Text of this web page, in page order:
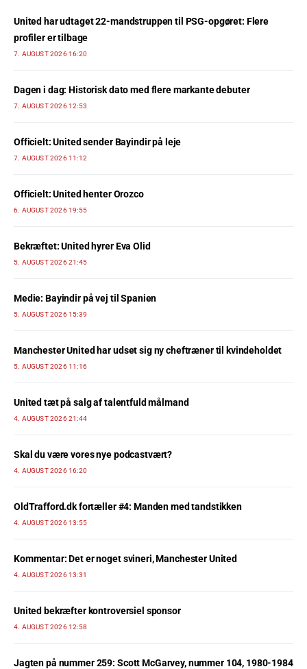
United har udtaget 22-mandstruppen til PSG-opgøret: Flere
profiler er tilbage
7. AUGUST 2026 16:20
Dagen i dag: Historisk dato med flere markante debuter
7. AUGUST 2026 12:53
Officielt: United sender Bayindir på leje
7. AUGUST 2026 11:12
Officielt: United henter Orozco
6. AUGUST 2026 19:55
Bekræftet: United hyrer Eva Olid
5. AUGUST 2026 21:45
Medie: Bayindir på vej til Spanien
5. AUGUST 2026 15:39
Manchester United har udset sig ny cheftræner til kvindeholdet
5. AUGUST 2026 11:16
United tæt på salg af talentfuld målmand
4. AUGUST 2026 21:44
Skal du være vores nye podcastvært?
4. AUGUST 2026 16:20
OldTrafford.dk fortæller #4: Manden med tandstikken
4. AUGUST 2026 13:55
Kommentar: Det er noget svineri, Manchester United
4. AUGUST 2026 13:31
United bekræfter kontroversiel sponsor
4. AUGUST 2026 12:58
Jagten på nummer 259: Scott McGarvey, nummer 104, 1980-1984